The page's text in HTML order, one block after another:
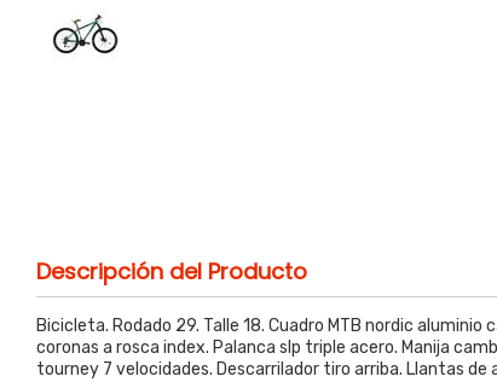
Descripción del Producto
Bicicleta. Rodado 29. Talle 18. Cuadro MTB nordic
coronas a rosca index. Palanca slp triple acero. Manija
tourney 7 velocidades. Descarrilador tiro arriba. Llantas de